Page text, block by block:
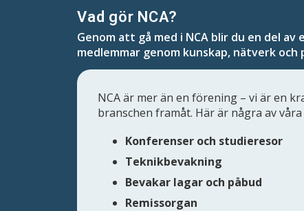
Vad gör NCA?
Genom att gå med i NCA blir du en del
medlemmar genom kunskap, nätverk och
NCA är mer än en förening – vi är en
branschen framåt. Här är några av
Konferenser och studieresor
Teknikbevakning
Bevakar lagar och påbud
Remissorgan